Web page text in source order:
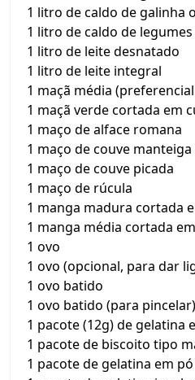
1 litro de caldo de galinha
1 litro de caldo de legumes
1 litro de leite desnatado
1 litro de leite integral
1 maçã média
1 maçã verde cortada em
1 maço de alface romana
1 maço de couve manteiga
1 maço de couve picada
1 maço de rúcula
1 manga madura cortada
1 manga média cortada
1 ovo
1 ovo (opcional, para dar
1 ovo batido
1 ovo batido (para pincelar)
1 pacote (12g) de gelatina
1 pacote de biscoito tipo
1 pacote de gelatina em